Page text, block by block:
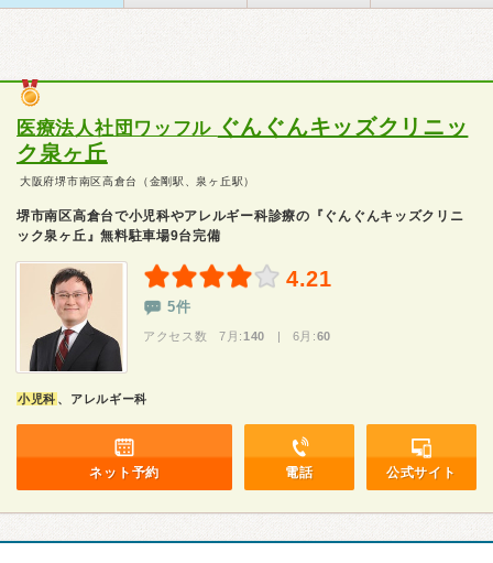
医療法人社団ワッフル ぐんぐんキッズクリニッ
ク泉ヶ丘
大阪府堺市南区高倉台（金剛駅、泉ヶ丘駅）
堺市南区高倉台で小児科やアレルギー科診療の『ぐんぐんキッズクリニ
ック泉ヶ丘』無料駐車場9台完備
4.21
5件
アクセス数 7月: 140 | 6月:60
小児科 、アレルギー科
ネット予約 電話 公式サイト